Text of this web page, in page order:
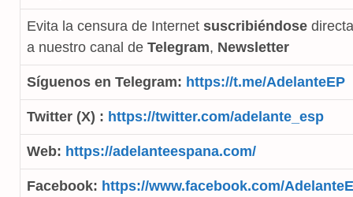
Evita la censura de Internet suscribiéndose
a nuestro canal de Telegram, Newsletter
Síguenos en Telegram: https://t.me/AdelanteEP
Twitter (X) : https://twitter.com/adelante_esp
Web: https://adelanteespana.com/
Facebook: https://www.facebook.com/